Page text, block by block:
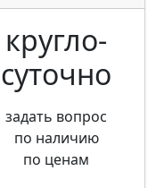
кругло­
суточно
задать вопрос
по наличию
по ценам